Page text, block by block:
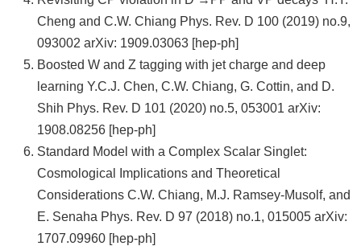
Cheng and C.W. Chiang Phys. Rev. D 100 (2019) no.9,
093002 arXiv: 1909.03063 [hep-ph]
Boosted W and Z tagging with jet charge and deep
learning Y.C.J. Chen, C.W. Chiang, G. Cottin, and D.
Shih Phys. Rev. D 101 (2020) no.5, 053001 arXiv:
1908.08256 [hep-ph]
Standard Model with a Complex Scalar Singlet:
Cosmological Implications and Theoretical
Considerations C.W. Chiang, M.J. Ramsey-Musolf, and
E. Senaha Phys. Rev. D 97 (2018) no.1, 015005 arXiv:
1707.09960 [hep-ph]